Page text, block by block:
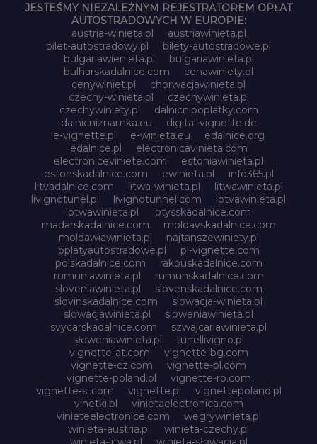
JESTEŚMY NIEZALEŻNYM REJESTRATOREM OPŁAT
AUTOSTRADOWYCH W EUROPIE:
austria-winieta.pl
austriawinieta.pl
bilet-autostradowy.pl
bilety-autostradowe.pl
bulgariawienieta.pl
bulgariawinieta.pl
bulharskadalnice.com
cenawiniety.pl
cenywiniet.pl
chorwacjawinieta.pl
czechy-winieta.pl
czechywinieta.pl
czechywiniety.pl
dalnicnipoplatky.com
dalnicniznamka.eu
digital-vignette.de
e-vignette.pl
e-winieta.eu
edalnice.org
edalnice.pl
electronicavinieta.com
electroniceviniete.com
estoniawinieta.pl
estonskadalnice.com
ewinieta.pl
info365.pl
litvadalnice.com
litwa-winieta.pl
litwawinieta.pl
livignotunel.pl
livignotunnel.com
lotvawinieta.pl
lotwawinieta.pl
lotysskadalnice.com
madarskadalnice.com
moldavskadalnice.com
moldawiawinieta.pl
najtanszewiniety.pl
oplatyautostradowe.pl
pl-vignette.com
polskadalnice.com
rakouskadalnice.com
rumuniawinieta.pl
rumunskadalnice.com
sloveniawinieta.pl
slovenskadalnice.com
slovinskadalnice.com
slowacja-winieta.pl
slowacjawinieta.pl
sloweniawinieta.pl
svycarskadalnice.com
szwajcariawinieta.pl
słoweniawinieta.pl
tunellivigno.pl
vignette-at.com
vignette-bg.com
vignette-cz.com
vignette-pl.com
vignette-poland.pl
vignette-ro.com
vignette-si.com
vignette.pl
vignettepoland.pl
vinetki.pl
vinietaelectronica.com
vinieteelectronice.com
wegrywinieta.pl
winieta-austria.pl
winieta-czechy.pl